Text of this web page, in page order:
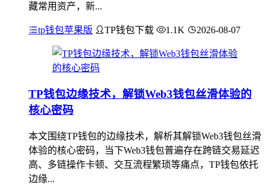
藏常用资产，新...
tp钱包苹果版 TP钱包下载 1.1K 2026-08-07
TP钱包边缘技术，解锁Web3钱包丝滑体验的
核心密码
本文围绕TP钱包的边缘技术，解析其解锁Web3钱包丝滑
体验的核心密码，当下Web3钱包普遍存在跨链交易延迟
高、多链操作卡顿、交互流程繁琐等痛点，TP钱包依托
边缘...